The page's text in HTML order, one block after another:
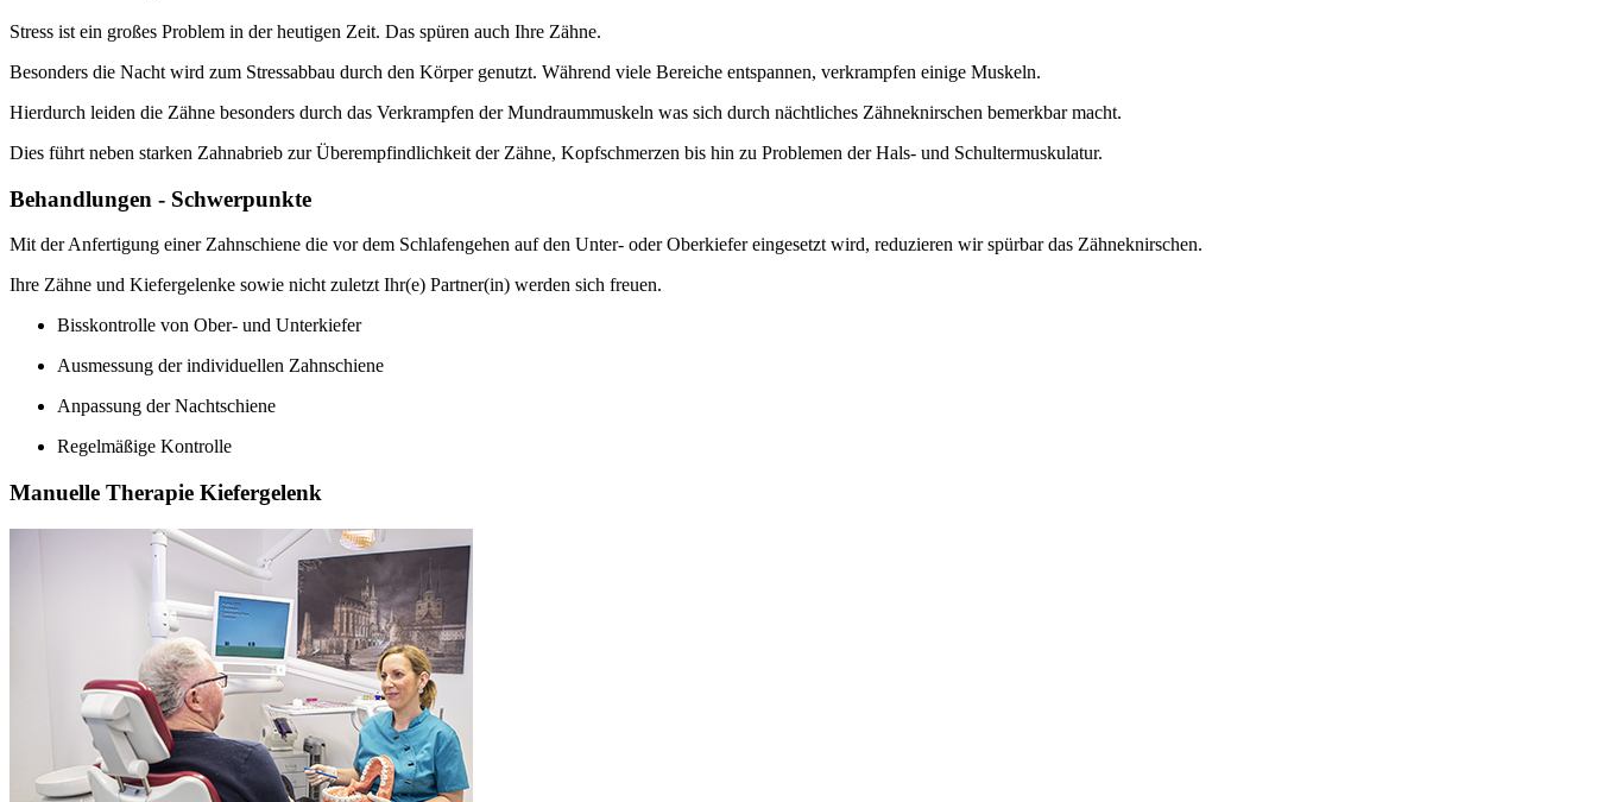
Stress ist ein großes Problem in der heutigen Zeit. Das spüren auch Ihre Zähne.
Besonders die Nacht wird zum Stressabbau durch den Körper genutzt. Während viele Bereiche entspannen, verkrampfen einige Muskeln.
Hierdurch leiden die Zähne besonders durch das Verkrampfen der Mundraummuskeln was sich durch nächtliches Zähneknirschen bemerkbar macht.
Dies führt neben starken Zahnabrieb zur Überempfindlichkeit der Zähne, Kopfschmerzen bis hin zu Problemen der Hals- und Schultermuskulatur.
Behandlungen - Schwerpunkte
Mit der Anfertigung einer Zahnschiene die vor dem Schlafengehen auf den Unter- oder Oberkiefer eingesetzt wird, reduzieren wir spürbar das Zähneknirschen.
Ihre Zähne und Kiefergelenke sowie nicht zuletzt Ihr(e) Partner(in) werden sich freuen.
Bisskontrolle von Ober- und Unterkiefer
Ausmessung der individuellen Zahnschiene
Anpassung der Nachtschiene
Regelmäßige Kontrolle
Manuelle Therapie Kiefergelenk